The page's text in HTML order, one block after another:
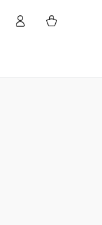
EinloggenWarenkorb